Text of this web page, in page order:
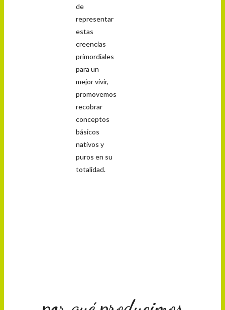
de
representar
estas
creencias
primordiales
para un
mejor vivir,
promovemos
recobrar
conceptos
básicos
nativos y
puros en su
totalidad.